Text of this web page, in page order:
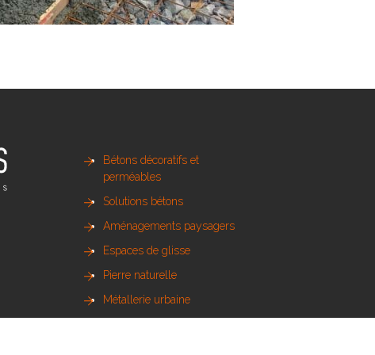
Bétons décoratifs et
perméables
Solutions bétons
Aménagements paysagers
Espaces de glisse
Pierre naturelle
Métallerie urbaine